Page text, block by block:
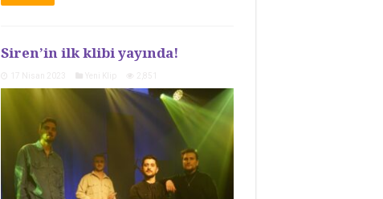
Siren’in ilk klibi yayında!